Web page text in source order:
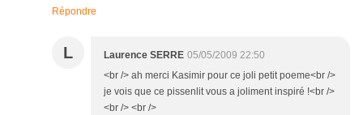
Répondre
L Laurence SERRE 05/05/2009 22:50
<br /> ah merci Kasimir pour ce joli petit poeme<br />
je vois que ce pissenlit vous a joliment inspiré !<br />
<br /> <br />